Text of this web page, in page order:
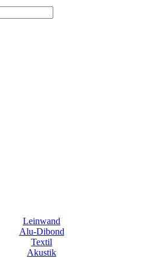
Leinwand
Alu-Dibond
Textil
Akustik